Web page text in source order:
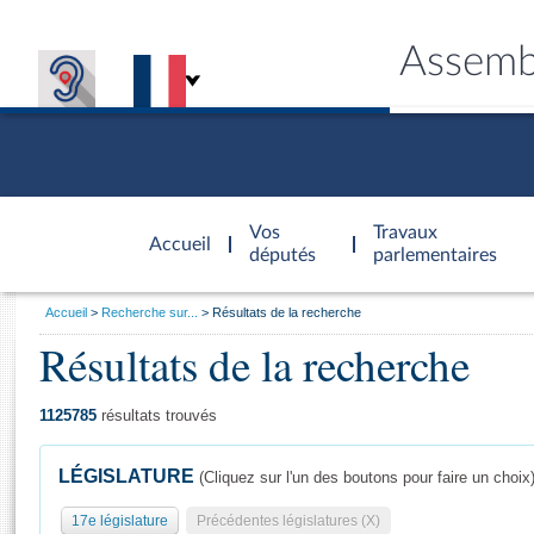
Accueil
d'accueil
Vos
députés
Travaux
parlementaires
Général
Vous
Accueil Recherche sur... Résultats de la recherche
Résultats de la recherche
1125785 résultats trouvés
LÉGISLATURE (Cliquez sur l'un des boutons pour faire un choix)
17e législature Précédentes législatures (X)